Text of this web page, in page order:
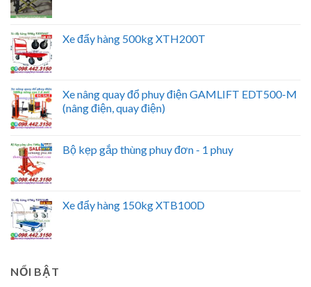
Xe đẩy hàng 500kg XTH200T
Xe nâng quay đổ phuy điện GAMLIFT EDT500-M
(nâng điện, quay điện)
Bộ kẹp gắp thùng phuy đơn - 1 phuy
Xe đẩy hàng 150kg XTB100D
NỔI BẬT